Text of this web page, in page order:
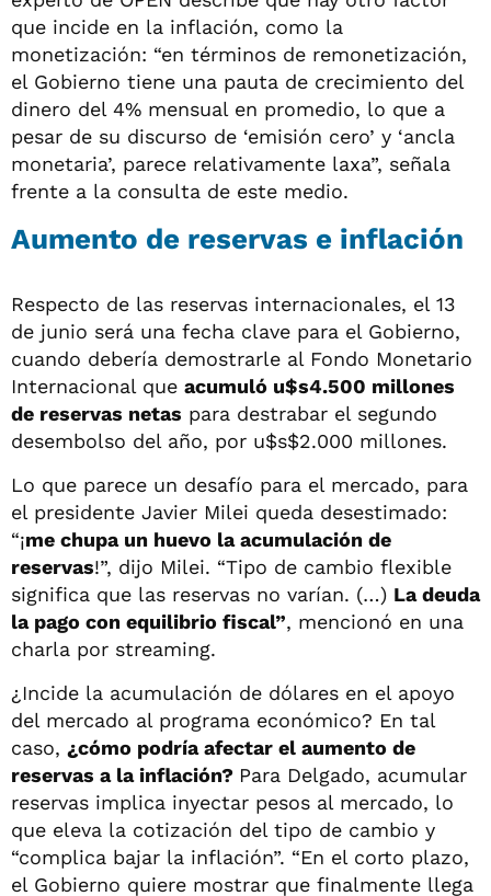
que incide en la inflación, como la
monetización: “en términos de remonetización,
el Gobierno tiene una pauta de crecimiento del
dinero del 4% mensual en promedio, lo que a
pesar de su discurso de ‘emisión cero’ y ‘ancla
monetaria’, parece relativamente laxa”, señala
frente a la consulta de este medio.
Aumento de reservas e inflación
Respecto de las reservas internacionales, el 13
de junio será una fecha clave para el Gobierno,
cuando debería demostrarle al Fondo Monetario
Internacional que acumuló u$s4.500 millones
de reservas netas para destrabar el segundo
desembolso del año, por u$s$2.000 millones.
Lo que parece un desafío para el mercado, para
el presidente Javier Milei queda desestimado:
“¡me chupa un huevo la acumulación de
reservas!”, dijo Milei. “Tipo de cambio flexible
significa que las reservas no varían. (…) La deuda
la pago con equilibrio fiscal”, mencionó en una
charla por streaming.
¿Incide la acumulación de dólares en el apoyo
del mercado al programa económico? En tal
caso, ¿cómo podría afectar el aumento de
reservas a la inflación? Para Delgado, acumular
reservas implica inyectar pesos al mercado, lo
que eleva la cotización del tipo de cambio y
“complica bajar la inflación”. “En el corto plazo,
el Gobierno quiere mostrar que finalmente llega